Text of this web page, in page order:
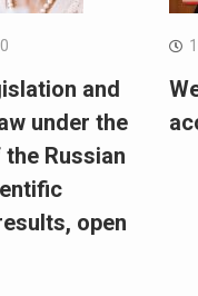
0
and
under the
Russian
open